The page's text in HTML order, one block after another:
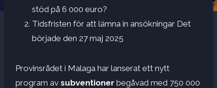
stöd på 6 000 euro?
Tidsfristen för att lämna in ansökningar Det
började den 27 maj 2025
Provinsrådet i Malaga har lanserat ett nytt
program av subventioner begåvad med 750 000